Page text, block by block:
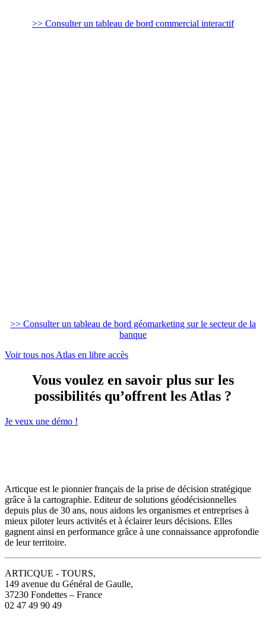
>> Consulter un tableau de bord commercial interactif
>> Consulter un tableau de bord géomarketing sur le secteur de la
banque
Voir tous nos Atlas en libre accès
Vous voulez en savoir plus sur les
possibilités qu’offrent les Atlas ?
Je veux une démo !
Articque est le pionnier français de la prise de décision stratégique
grâce à la cartographie. Editeur de solutions géodécisionnelles
depuis plus de 30 ans, nous aidons les organismes et entreprises à
mieux piloter leurs activités et à éclairer leurs décisions. Elles
gagnent ainsi en performance grâce à une connaissance approfondie
de leur territoire.
ARTICQUE - TOURS,
149 avenue du Général de Gaulle,
37230 Fondettes – France
02 47 49 90 49